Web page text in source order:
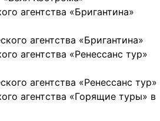
агентства «Бригантина»
агентства «Ренессанс тур»
агентства «Горящие туры» в